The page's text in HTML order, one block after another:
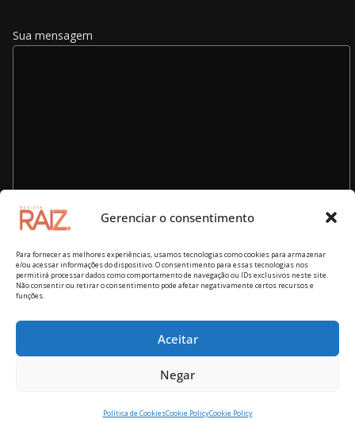
Gerenciar o consentimento
Para fornecer as melhores experiências, usamos tecnologias como cookies para armazenar
e/ou acessar informações do dispositivo. O consentimento para essas tecnologias nos
permitirá processar dados como comportamento de navegação ou IDs exclusivos neste site.
Não consentir ou retirar o consentimento pode afetar negativamente certos recursos e
funções.
Aceitar
Negar
Política de CookiesCookie PolicyCookie Policy
Sua mensagem
direitos reservados.